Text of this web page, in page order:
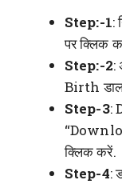
Step:-1:
पर क्लिक
Step:-2:
Birth
Step-3:
क्लिक करें.
Step-4: